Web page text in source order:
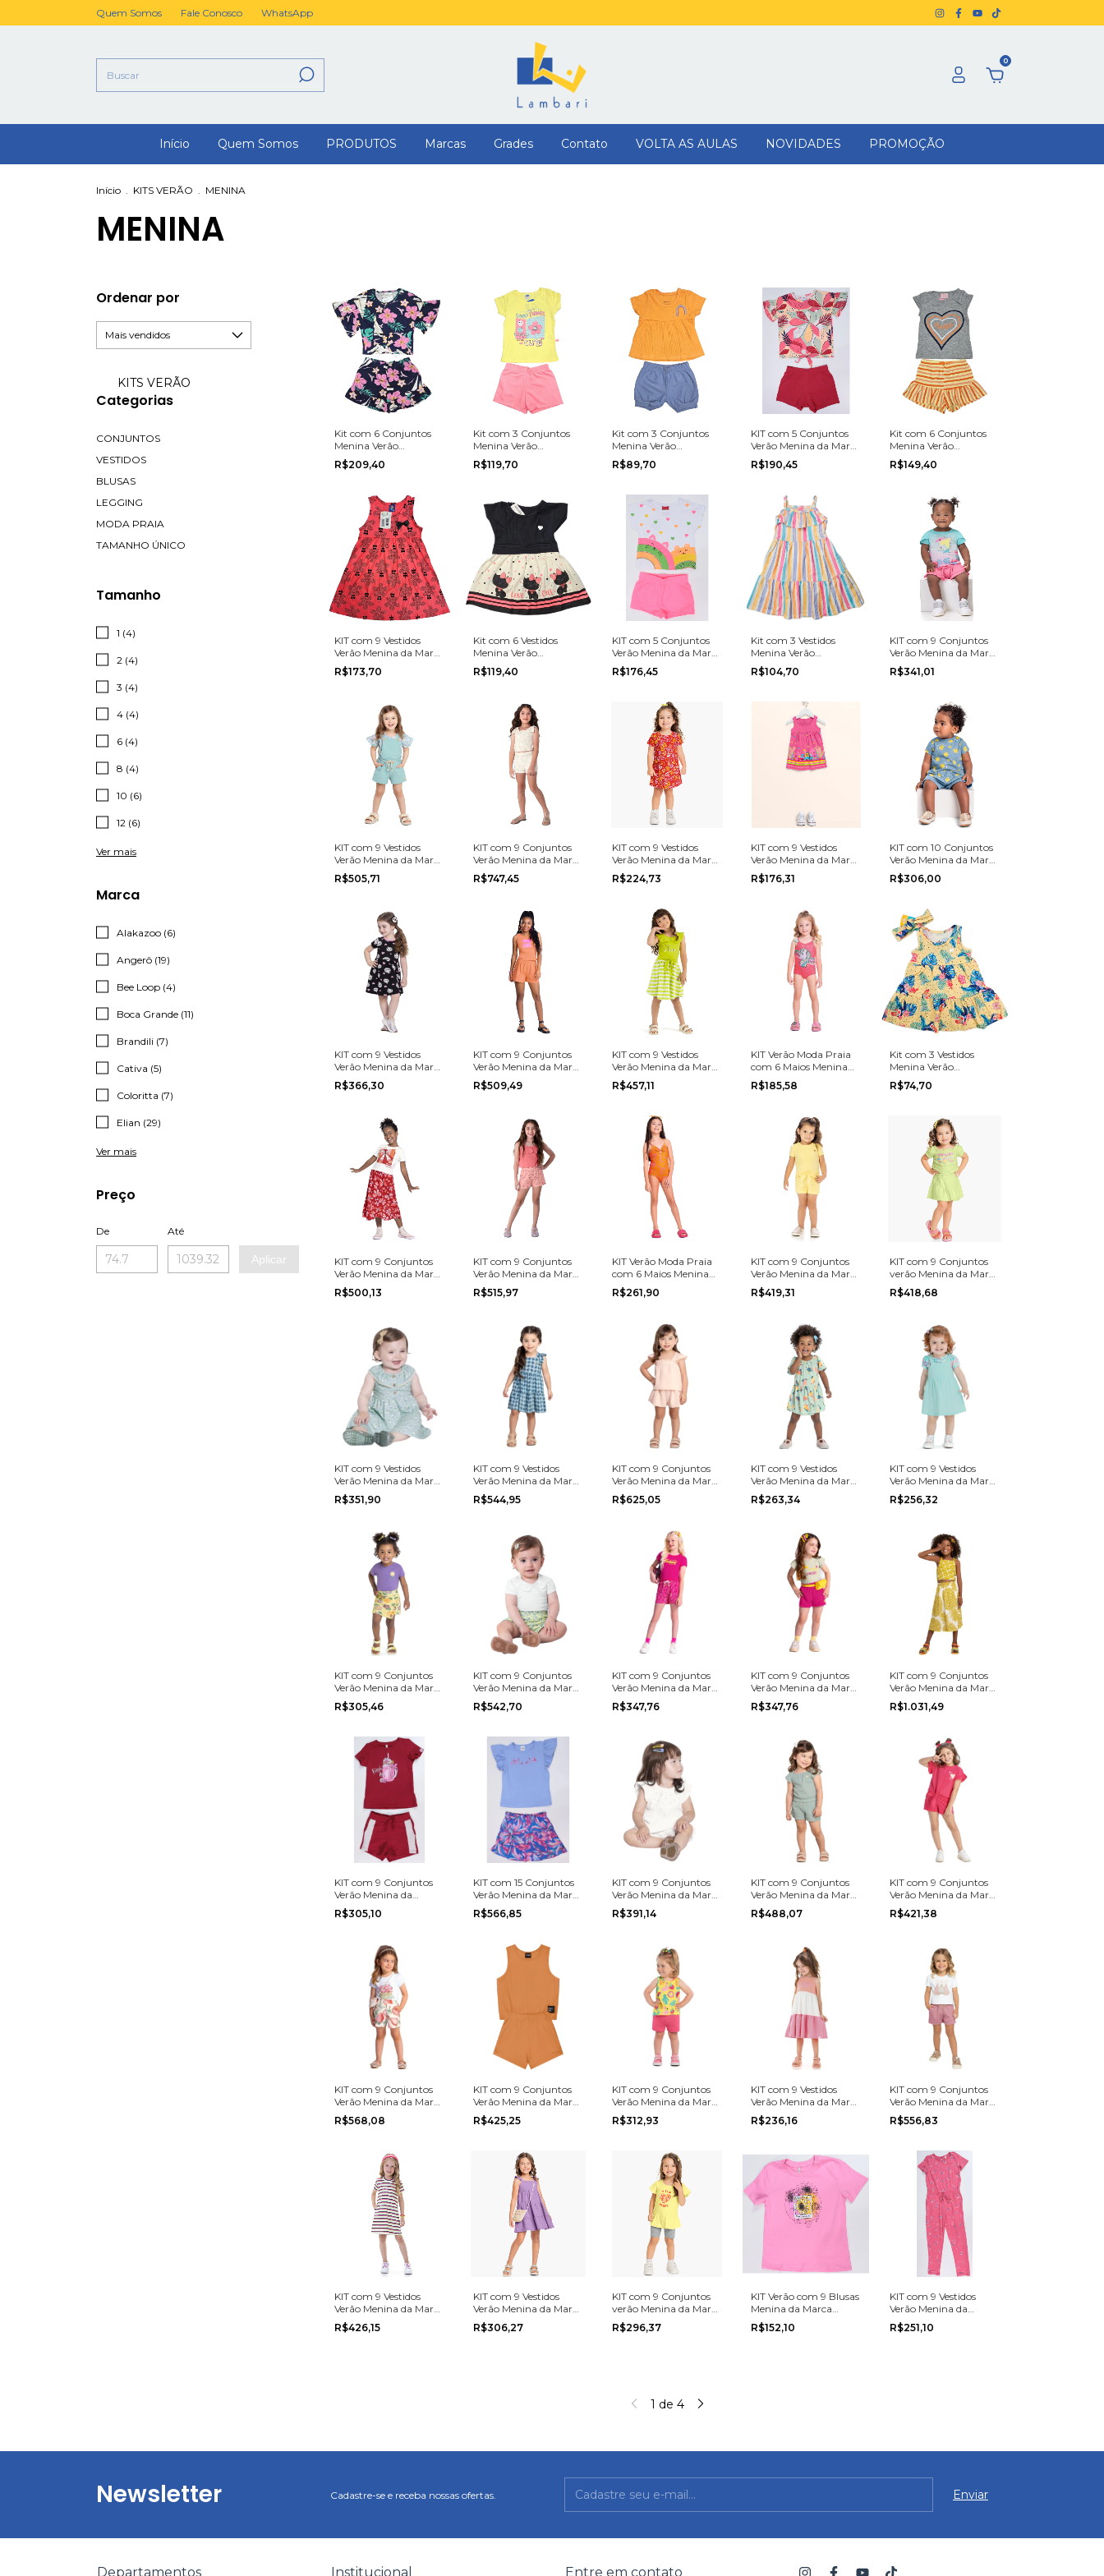
Quem Somos Fale Conosco WhatsApp
0
Início Quem Somos PRODUTOS Marcas Grades Contato VOLTA AS AULAS NOVIDADES PROMOÇÃO
Início . KITS VERÃO . MENINA
MENINA
Ordenar por
KITS VERÃO
Categorias
CONJUNTOS
VESTIDOS
BLUSAS
LEGGING
MODA PRAIA
TAMANHO ÚNICO
Tamanho
1 (4)
2 (4)
3 (4)
4 (4)
6 (4)
8 (4)
10 (6)
12 (6)
Ver mais
Marca
Alakazoo (6)
Angerô (19)
Bee Loop (4)
Boca Grande (11)
Brandili (7)
Cativa (5)
Coloritta (7)
Elian (29)
Ver mais
Preço
De Até
Aplicar
Kit com 6 Conjuntos
Menina Verão
Multimarca do
tamanho 4 ao 16
R$209,40
Kit com 3 Conjuntos
Menina Verão
Multimarca do
tamanho 4 ao 16
R$119,70
Kit com 3 Conjuntos
Menina Verão
Multimarca do
tamanho P ao 3
R$89,70
KIT com 5 Conjuntos
Verão Menina da Marca
Elian no tamanho 10,
12 ou 14.
R$190,45
Kit com 6 Conjuntos
Menina Verão
Multimarca do
tamanho P ao 3
R$149,40
KIT com 9 Vestidos
Verão Menina da Marca
Pipa na grade do 4 ao
8
R$173,70
Kit com 6 Vestidos
Menina Verão
Multimarca do
tamanho P ao 3
R$119,40
KIT com 5 Conjuntos
Verão Menina da Marca
Kyly no tamanho P, M
ou G.
R$176,45
Kit com 3 Vestidos
Menina Verão
Multimarca do
tamanho 4 ao 18
R$104,70
KIT com 9 Conjuntos
Verão Menina da Marca
Marlan na grade do P
ao G
R$341,01
KIT com 9 Vestidos
Verão Menina da Marca
Coloritta na grade do 1
ao 3
R$505,71
KIT com 9 Conjuntos
Verão Menina da Marca
Mundi na grade do 4
ao 10
R$747,45
KIT com 9 Vestidos
Verão Menina da Marca
Romitex na grade do 1
ao 3
R$224,73
KIT com 9 Vestidos
Verão Menina da Marca
Romitex na grade do P
ao G
R$176,31
KIT com 10 Conjuntos
Verão Menina da Marca
Bee Loop na grade do 1
ao 3
R$306,00
KIT com 9 Vestidos
Verão Menina da Marca
Alakazoo na grade do 1
ao 3
R$366,30
KIT com 9 Conjuntos
Verão Menina da Marca
Pink Soda na grade do
12 ao 18
R$509,49
KIT com 9 Vestidos
Verão Menina da Marca
Angero na grade do 4
ao 8
R$457,11
KIT Verão Moda Praia
com 6 Maios Menina
da Marca Fakini na
grade do 1 ao 3
R$185,58
Kit com 3 Vestidos
Menina Verão
Multimarca do
tamanho P ao 3
R$74,70
KIT com 9 Conjuntos
Verão Menina da Marca
Alakazoo na grade do
4 ao 10
R$500,13
KIT com 9 Conjuntos
Verão Menina da Marca
Brandili na grade do 4
ao 10
R$515,97
KIT Verão Moda Praia
com 6 Maios Menina
da Marca Fakini na
grade do 4 ao 10
R$261,90
KIT com 9 Conjuntos
Verão Menina da Marca
Kamylus na grade do 4
ao 10
R$419,31
KIT com 9 Conjuntos
verão Menina da Marca
Romitex na grade do 4
ao 8
R$418,68
KIT com 9 Vestidos
Verão Menina da Marca
Alakazoo na grade do
P ao G
R$351,90
KIT com 9 Vestidos
Verão Menina da Marca
Coloritta na grade do 4
ao 8
R$544,95
KIT com 9 Conjuntos
Verão Menina da Marca
Coloritta na grade do 4
ao 8
R$625,05
KIT com 9 Vestidos
Verão Menina da Marca
Elian na grade do 4 ao
8
R$263,34
KIT com 9 Vestidos
Verão Menina da Marca
Elian na grade do P ao
G
R$256,32
KIT com 9 Conjuntos
Verão Menina da Marca
Elian na grade do 1 ao 3
R$305,46
KIT com 9 Conjuntos
Verão Menina da Marca
Mundi na grade do 1 ao
3
R$542,70
KIT com 9 Conjuntos
Verão Menina da Marca
Boca Grande na grade
do 4 ao 8
R$347,76
KIT com 9 Conjuntos
Verão Menina da Marca
Boca Grande na grade
do 1 ao 3
R$347,76
KIT com 9 Conjuntos
Verão Menina da Marca
Nanai na grade do 10
ao 16
R$1.031,49
KIT com 9 Conjuntos
Verão Menina da
Cativa na grade do 4
ao 10
R$305,10
KIT com 15 Conjuntos
Verão Menina da Marca
Elian na grade do 4 ao
8.
R$566,85
KIT com 9 Conjuntos
Verão Menina da Marca
Alakazoo na grade do
P ao G
R$391,14
KIT com 9 Conjuntos
Verão Menina da Marca
Coloritta na grade do 1
ao 3
R$488,07
KIT com 9 Conjuntos
Verão Menina da Marca
Elian na grade do 10 ao
14
R$421,38
KIT com 9 Conjuntos
Verão Menina da Marca
Glinny na grade do 1 ao
3
R$568,08
KIT com 9 Conjuntos
Verão Menina da Marca
Kamylus na grade do
12 ao 18
R$425,25
KIT com 9 Conjuntos
Verão Menina da Marca
Kyly na grade do P ao
G
R$312,93
KIT com 9 Vestidos
Verão Menina da Marca
Marlan na grade do 1
ao 3
R$236,16
KIT com 9 Conjuntos
Verão Menina da Marca
Milon na grade do P ao
G
R$556,83
KIT com 9 Vestidos
Verão Menina da Marca
Marlan na grade do 4
ao 8
R$426,15
KIT com 9 Vestidos
Verão Menina da Marca
Romitex na grade do 4
ao 8
R$306,27
KIT com 9 Conjuntos
verão Menina da Marca
Romitex na grade do 1
ao 3.
R$296,37
KIT Verão com 9 Blusas
Menina da Marca
Cativa na grade do 12
ao 18
R$152,10
KIT com 9 Vestidos
Verão Menina da
Cativa na grade do 4
ao 10
R$251,10
1 de 4
Newsletter Cadastre-se e receba nossas ofertas.
Departamentos Institucional Entre em contato